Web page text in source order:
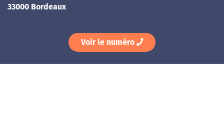
33000 Bordeaux
Voir le numéro